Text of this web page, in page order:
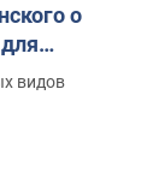
о
видов